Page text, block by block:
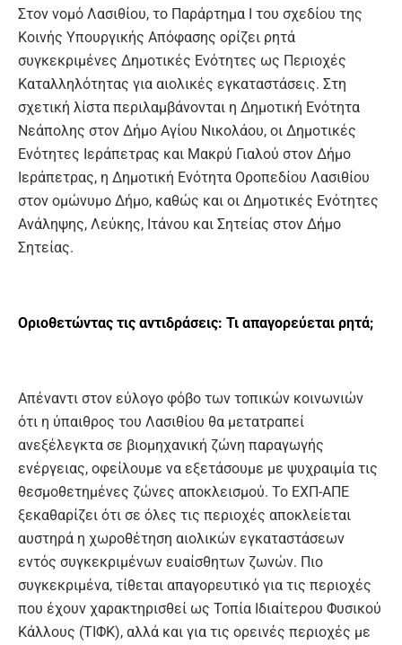
Στον νομό Λασιθίου, το Παράρτημα Ι του σχεδίου της
Κοινής Υπουργικής Απόφασης ορίζει ρητά
συγκεκριμένες Δημοτικές Ενότητες ως Περιοχές
Καταλληλότητας για αιολικές εγκαταστάσεις. Στη
σχετική λίστα περιλαμβάνονται η Δημοτική Ενότητα
Νεάπολης στον Δήμο Αγίου Νικολάου, οι Δημοτικές
Ενότητες Ιεράπετρας και Μακρύ Γιαλού στον Δήμο
Ιεράπετρας, η Δημοτική Ενότητα Οροπεδίου Λασιθίου
στον ομώνυμο Δήμο, καθώς και οι Δημοτικές Ενότητες
Ανάληψης, Λεύκης, Ιτάνου και Σητείας στον Δήμο
Σητείας.
Οριοθετώντας τις αντιδράσεις: Τι απαγορεύεται ρητά;
Απέναντι στον εύλογο φόβο των τοπικών κοινωνιών
ότι η ύπαιθρος του Λασιθίου θα μετατραπεί
ανεξέλεγκτα σε βιομηχανική ζώνη παραγωγής
ενέργειας, οφείλουμε να εξετάσουμε με ψυχραιμία τις
θεσμοθετημένες ζώνες αποκλεισμού. Το ΕΧΠ-ΑΠΕ
ξεκαθαρίζει ότι σε όλες τις περιοχές αποκλείεται
αυστηρά η χωροθέτηση αιολικών εγκαταστάσεων
εντός συγκεκριμένων ευαίσθητων ζωνών. Πιο
συγκεκριμένα, τίθεται απαγορευτικό για τις περιοχές
που έχουν χαρακτηρισθεί ως Τοπία Ιδιαίτερου Φυσικού
Κάλλους (ΤΙΦΚ), αλλά και για τις ορεινές περιοχές με